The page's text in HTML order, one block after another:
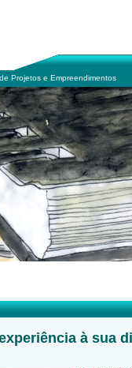
Projetos e Empreendimentos
à sua